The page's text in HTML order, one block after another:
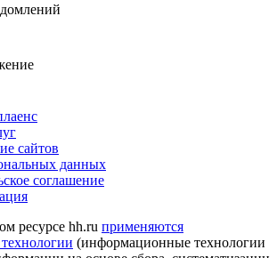
сайтов
данных
соглашение
ресурсе hh.ru применяются
(информационные технологии